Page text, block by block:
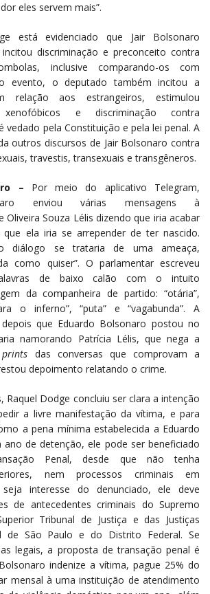
eles servem mais”.
está evidenciado que Jair Bolsonaro
discriminação e preconceito contra
inclusive comparando-os com
evento, o deputado também incitou a
relação aos estrangeiros, estimulou
xenofóbicos e discriminação contra
vedado pela Constituição e pela lei penal. A
outros discursos de Jair Bolsonaro contra
travestis, transexuais e transgêneros.
– Por meio do aplicativo Telegram,
enviou várias mensagens à
Oliveira Souza Lélis dizendo que iria acabar
ela iria se arrepender de ter nascido.
diálogo se trataria de uma ameaça,
como quiser”. O parlamentar escreveu
de baixo calão com o intuito
da companheira de partido: “otária”,
o inferno”, “puta” e “vagabunda”. A
que Eduardo Bolsonaro postou no
namorando Patrícia Lélis, que nega a
prints das conversas que comprovam a
depoimento relatando o crime.
Raquel Dodge concluiu ser clara a intenção
a livre manifestação da vítima, e para
a pena mínima estabelecida a Eduardo
de detenção, ele pode ser beneficiado
Penal, desde que não tenha
nem processos criminais em
seja interesse do denunciado, ele deve
de antecedentes criminais do Supremo
Tribunal de Justiça e das Justiças
de São Paulo e do Distrito Federal. Se
legais, a proposta de transação penal é
indenize a vítima, pague 25% do
mensal à uma instituição de atendimento